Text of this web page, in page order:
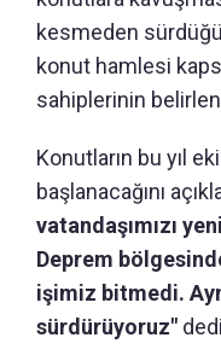
kesmeden
konut hamlesi
sahiplerinin
Konutların bu yıl
başlanacağını
vatandaşımızı
Deprem
işimiz bitmedi.
sürdürüyoruz"